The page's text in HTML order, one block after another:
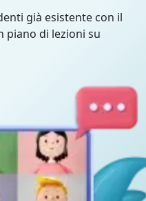
già esistente con il
piano di lezioni su